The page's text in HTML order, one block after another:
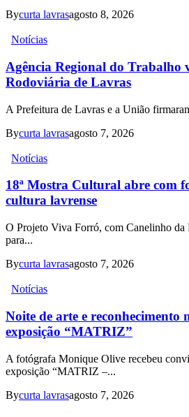
Bycurta lavrasagosto 8, 2026
Notícias
Agência Regional do Trabalho
Rodoviária de Lavras
A Prefeitura de Lavras e a União
Bycurta lavrasagosto 7, 2026
Notícias
18ª Mostra Cultural abre com
cultura lavrense
O Projeto Viva Forró, com Canelinho
para...
Bycurta lavrasagosto 7, 2026
Notícias
Noite de arte e reconhecimento
exposição “MATRIZ”
A fotógrafa Monique Olive recebeu
exposição “MATRIZ –...
Bycurta lavrasagosto 7, 2026